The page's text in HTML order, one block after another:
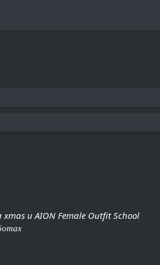
и AION Female Outfit School